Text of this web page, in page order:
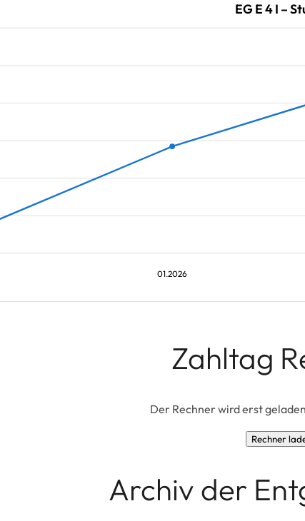
01.2026
EG E 4 I –
Zahltag
Der Rechner wird erst
Rechner
Archiv der